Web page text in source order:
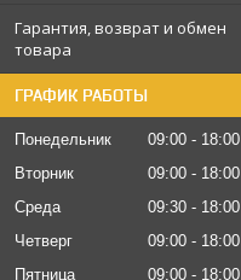
Гарантия, возврат и обмен
товара
ГРАФИК РАБОТЫ
Понедельник 09:00
18:00
Вторник
09:00
18:00
Среда
09:30
18:00
Четверг
09:00
18:00
Пятница
09:00
18:00